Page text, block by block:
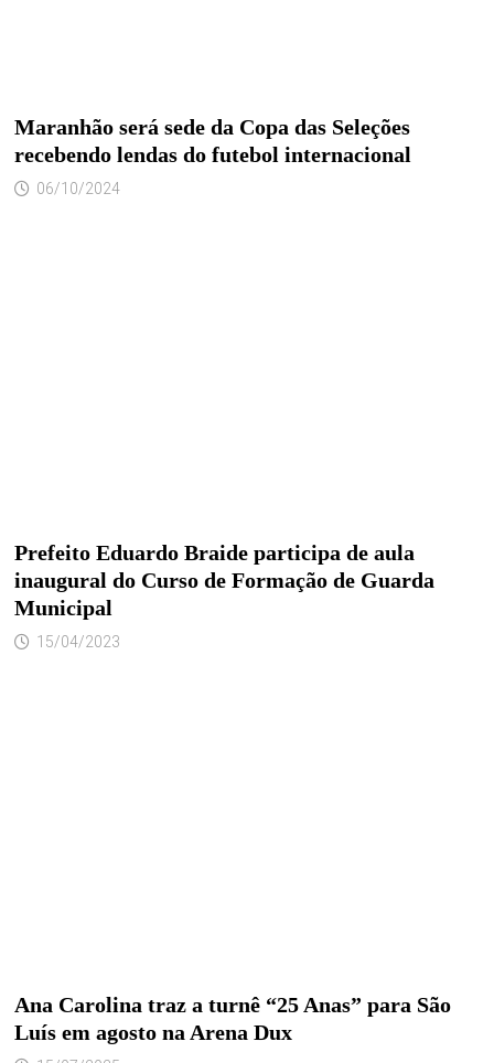
Maranhão será sede da Copa das Seleções
recebendo lendas do futebol internacional
06/10/2024
Prefeito Eduardo Braide participa de aula
inaugural do Curso de Formação de Guarda
Municipal
15/04/2023
Ana Carolina traz a turnê “25 Anas” para São
Luís em agosto na Arena Dux